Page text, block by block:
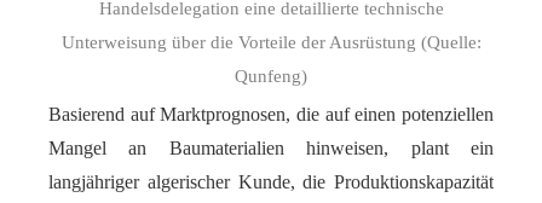
Handelsdelegation eine detaillierte technische
Unterweisung über die Vorteile der Ausrüstung (Quelle:
Qunfeng)
Basierend auf Marktprognosen, die auf einen potenziellen
Mangel an Baumaterialien hinweisen, plant ein
langjähriger algerischer Kunde, die Produktionskapazität